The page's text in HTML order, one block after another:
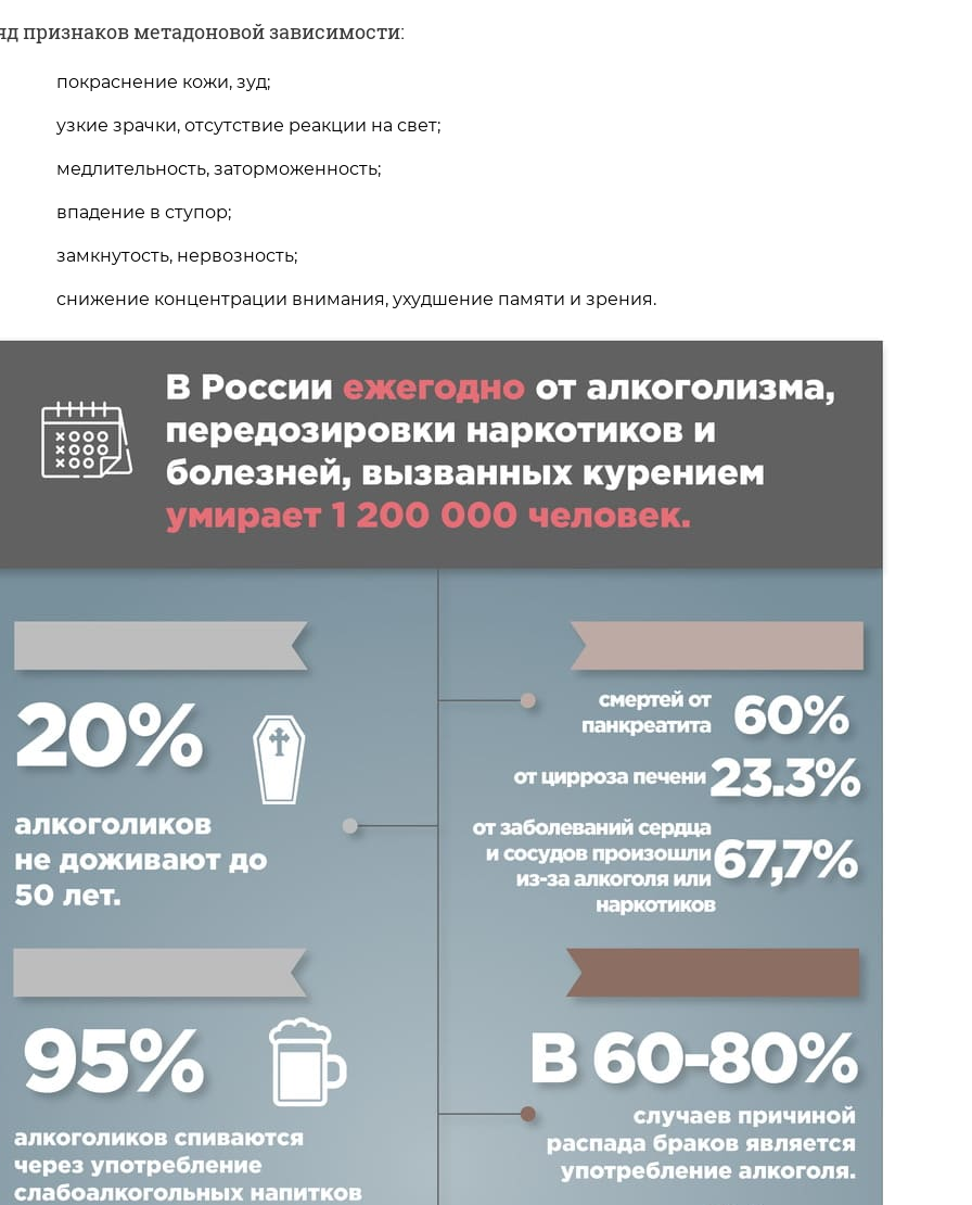
признаков метадоновой зависимости:
покраснение кожи, зуд;
узкие зрачки, отсутствие реакции на свет;
медлительность, заторможенность;
впадение в ступор;
замкнутость, нервозность;
снижение концентрации внимания, ухудшение памяти и зрения.